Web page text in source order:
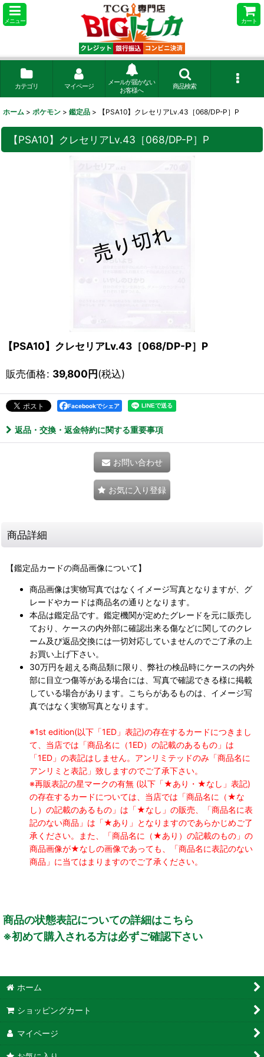
メニュー カート
カテゴリ マイページ
メールが届かない
お客様へ
商品検索
ホーム > ポケモン > 鑑定品 > 【PSA10】クレセリアLv.43［068/DP-P］P
【PSA10】クレセリアLv.43［068/DP-P］P
【PSA10】クレセリアLv.43［068/DP-P］P
販売価格: 39,800円(税込)
Facebookでシェア
返品・交換・返金特約に関する重要事項
お問い合わせ
お気に入り登録
商品詳細
【鑑定品カードの商品画像について】
商品画像は実物写真ではなくイメージ写真となりますが、グ
レードやカードは商品名の通りとなります。
本品は鑑定品です。鑑定機関が定めたグレードを元に販売し
ており、ケースの内外部に確認出来る傷などに関してのクレ
ーム及び返品交換には一切対応していませんのでご了承の上
お買い上げ下さい。
30万円を超える商品類に限り、弊社の検品時にケースの内外
部に目立つ傷等がある場合には、写真で確認できる様に掲載
している場合があります。こちらがあるものは、イメージ写
真ではなく実物写真となります。
※1st edition(以下「1ED」表記)の存在するカードにつきまし
て、当店では「商品名に（1ED）の記載のあるもの」は
「1ED」の表記はしません。アンリミテッドのみ「商品名に
アンリミと表記」致しますのでご了承下さい。
※再販表記の星マークの有無 (以下「★あり・★なし」表記)
の存在するカードについては、当店では「商品名に（★な
し）の記載のあるもの」は「★なし」の販売、「商品名に表
記のない商品」は「★あり」となりますのであらかじめご了
承ください。また、「商品名に（★あり）の記載のもの」の
商品画像が★なしの画像であっても、「商品名に表記のない
商品」に当てはまりますのでご了承ください。
商品の状態表記についての詳細はこちら
※初めて購入される方は必ずご確認下さい
ホーム
ショッピングカート
マイページ